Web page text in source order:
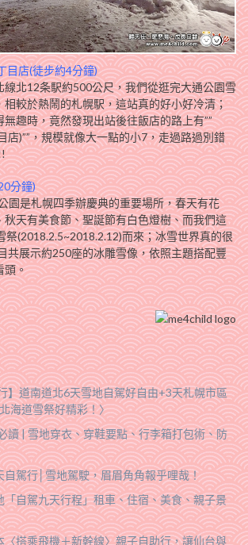
目店(徒步約4分鐘)
線北12条駅約500公尺，我們從逛完大通公園雪
相較於熱鬧的札幌駅，這站真的好小好冷清；
趣時，竟然發現出站後往飯店的路上有””
店)””，規模就像大一點的小7，走過路過別錯
分鐘)
園是札幌四季辦慶典的重要場所，春天有花
秋天有美食節、聖誕節有白色燈樹、而我們這
祭(2018.2.5~2018.2.12)而來；冰雪世界真的很
共展示約250座的冰雕雪像，依照主題搭配豐
頭。
】道南道北6天雪地自駕好自由+3天札幌市區
海道雪祭好精彩！〉
讀 | 雪地穿衣、穿鞋要點、行李箱打包術、防
自駕行│雪地駕駛，眉眉角角報乎哩哉！
「自駕九天行程」租車、住宿、美食、親子景
〈搭乘飛機＋新幹線〉親子自助行，讓仙台與